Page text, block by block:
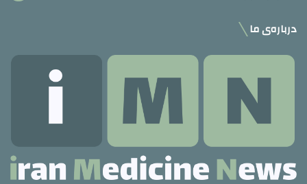
درباره‌ی ما